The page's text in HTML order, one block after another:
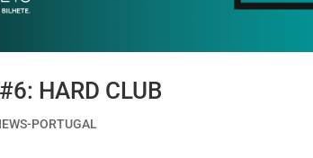
HARD CLUB
PORTUGAL